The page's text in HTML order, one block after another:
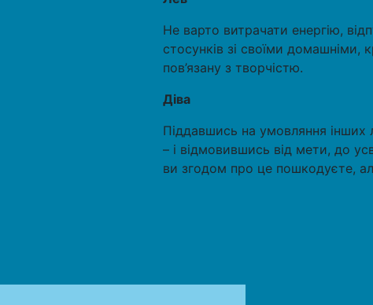
Не варто витрачати енергію,
стосунків зі своїми домашніми,
пов’язану з творчістю.
Діва
Піддавшись на умовляння
– і відмовившись від мети, до
ви згодом про це пошкодуєте,